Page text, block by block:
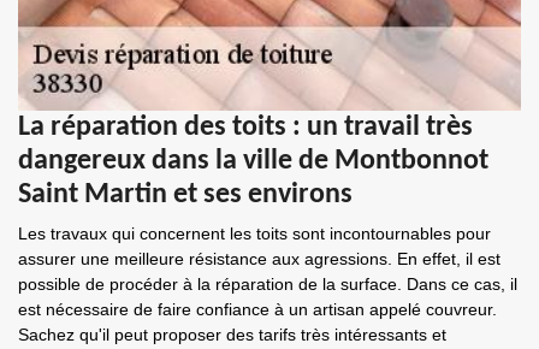
La réparation des toits : un travail très
dangereux dans la ville de Montbonnot
Saint Martin et ses environs
Les travaux qui concernent les toits sont incontournables pour
assurer une meilleure résistance aux agressions. En effet, il est
possible de procéder à la réparation de la surface. Dans ce cas, il
est nécessaire de faire confiance à un artisan appelé couvreur.
Sachez qu'il peut proposer des tarifs très intéressants et